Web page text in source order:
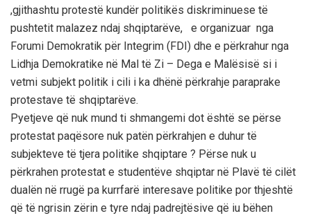
,gjithashtu protestë kundër politikës diskriminuese të
pushtetit malazez ndaj shqiptarëve, e organizuar nga
Forumi Demokratik për Integrim (FDI) dhe e përkrahur nga
Lidhja Demokratike në Mal të Zi – Dega e Malësisë si i
vetmi subjekt politik i cili i ka dhënë përkrahje paraprake
protestave të shqiptarëve.
Pyetjeve që nuk mund ti shmangemi dot është se përse
protestat paqësore nuk patën përkrahjen e duhur të
subjekteve të tjera politike shqiptare ? Përse nuk u
përkrahen protestat e studentëve shqiptar në Plavë të cilët
dualën në rrugë pa kurrfarë interesave politike por thjeshtë
që të ngrisin zërin e tyre ndaj padrejtësive që iu bëhen